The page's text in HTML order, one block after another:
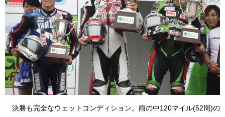
決勝も完全なウェットコンディション。雨の中120マイル(52周)の